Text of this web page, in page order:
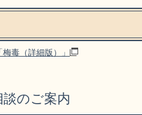
毒（詳細版）」
のご案内